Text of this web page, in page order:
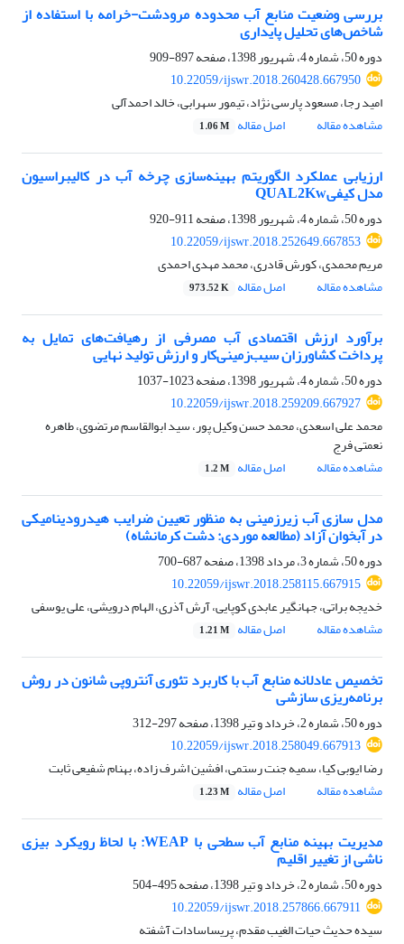
بررسی وضعیت منابع آب محدوده مرودشت-خرامه با استفاده از
شاخص‌های تحلیل پایداری
دوره 50، شماره 4، شهریور 1398، صفحه
897-909
10.22059/ijswr.2018.260428.667950
امید رجا، مسعود پارسی نژاد، تیمور سهرابی، خالد احمدآلی
مشاهده مقاله
اصل مقاله 1.06 M
ارزیابی عملکرد الگوریتم بهینه‌سازی چرخه آب در کالیبراسیون
مدل کیفیQUAL2Kw
دوره 50، شماره 4، شهریور 1398، صفحه
911-920
10.22059/ijswr.2018.252649.667853
مریم محمدی، کورش قادری، محمد مهدی احمدی
مشاهده مقاله
اصل مقاله 973.52 K
برآورد ارزش اقتصادی آب مصرفی از رهیافت‌های تمایل به
پرداخت کشاورزان سیب‌زمینی‌کار و ارزش تولید نهایی
دوره 50، شماره 4، شهریور 1398، صفحه
1023-1037
10.22059/ijswr.2018.259209.667927
محمد علی اسعدی، محمد حسن وکیل پور، سید ابوالقاسم مرتضوی، طاهره
نعمتی فرج
مشاهده مقاله
اصل مقاله 1.2 M
مدل سازی آب زیرزمینی به منظور تعیین ضرایب هیدرودینامیکی
در آبخوان آزاد (مطالعه موردی: دشت کرمانشاه)
دوره 50، شماره 3، مرداد 1398، صفحه
687-700
10.22059/ijswr.2018.258115.667915
خدیجه براتی، جهانگیر عابدی کوپایی، آرش آذری، الهام درویشی، علی یوسفی
مشاهده مقاله
اصل مقاله 1.21 M
تخصیص عادلانه منابع آب با کاربرد تئوری آنتروپی شانون در روش
برنامه‌ریزی سازشی
دوره 50، شماره 2، خرداد و تیر 1398، صفحه
297-312
10.22059/ijswr.2018.258049.667913
رضا ایوبی کیا، سمیه جنت رستمی، افشین اشرف زاده، بهنام شفیعی ثابت
مشاهده مقاله
اصل مقاله 1.23 M
مدیریت بهینه منابع آب سطحی با WEAP: با لحاظ رویکرد بیزی
ناشی از تغییر اقلیم
دوره 50، شماره 2، خرداد و تیر 1398، صفحه
495-504
10.22059/ijswr.2018.257866.667911
سیده حدیث حیات الغیب مقدم، پریساسادات آشفته